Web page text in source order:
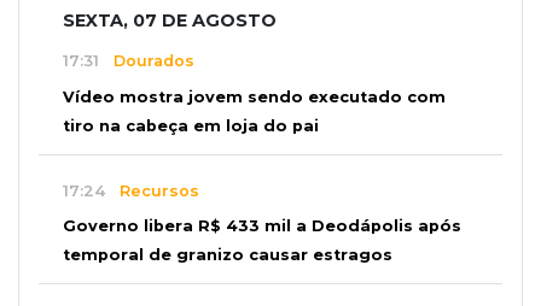
SEXTA, 07 DE AGOSTO
17:31 Dourados
Vídeo mostra jovem sendo executado com
tiro na cabeça em loja do pai
17:24 Recursos
Governo libera R$ 433 mil a Deodápolis após
temporal de granizo causar estragos